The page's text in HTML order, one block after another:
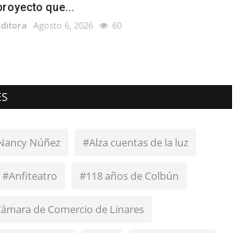
que...
Agosto 6, 2026 60
Núñez #Alza cuentas de la luz
#Anfiteatro #118 años de Colbún
de Comercio de Linares